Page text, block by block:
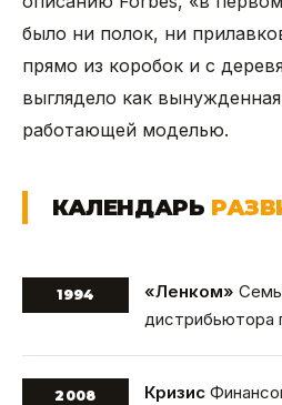
было ни полок, ни
прямо из коробок и с
выглядело как
работающей моделью.
КАЛЕНДАРЬ
1994 «Ленком»
дистрибьютора
2008 Кризис